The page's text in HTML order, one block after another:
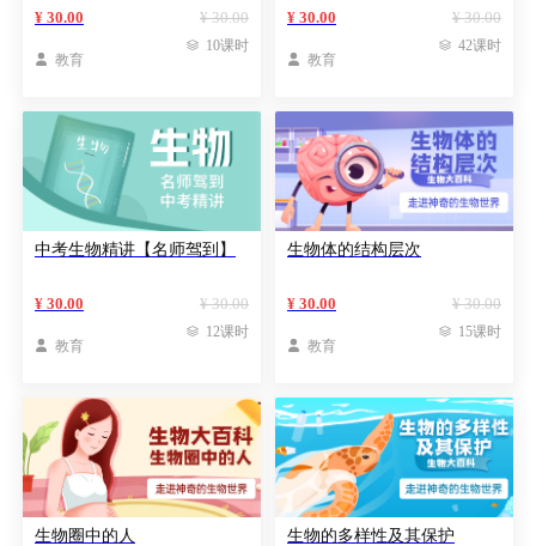
¥ 30.00
¥ 30.00
 教育
 10课时
¥ 30.00
¥ 30.00
 教育
 42课时
中考生物精讲【名师驾到】
¥ 30.00
¥ 30.00
 教育
 12课时
生物体的结构层次
¥ 30.00
¥ 30.00
 教育
 15课时
生物圈中的人 生物的多样性及其保护